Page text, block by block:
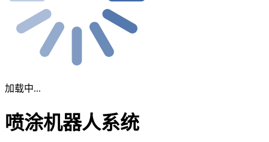
加载中...
喷涂机器人系统